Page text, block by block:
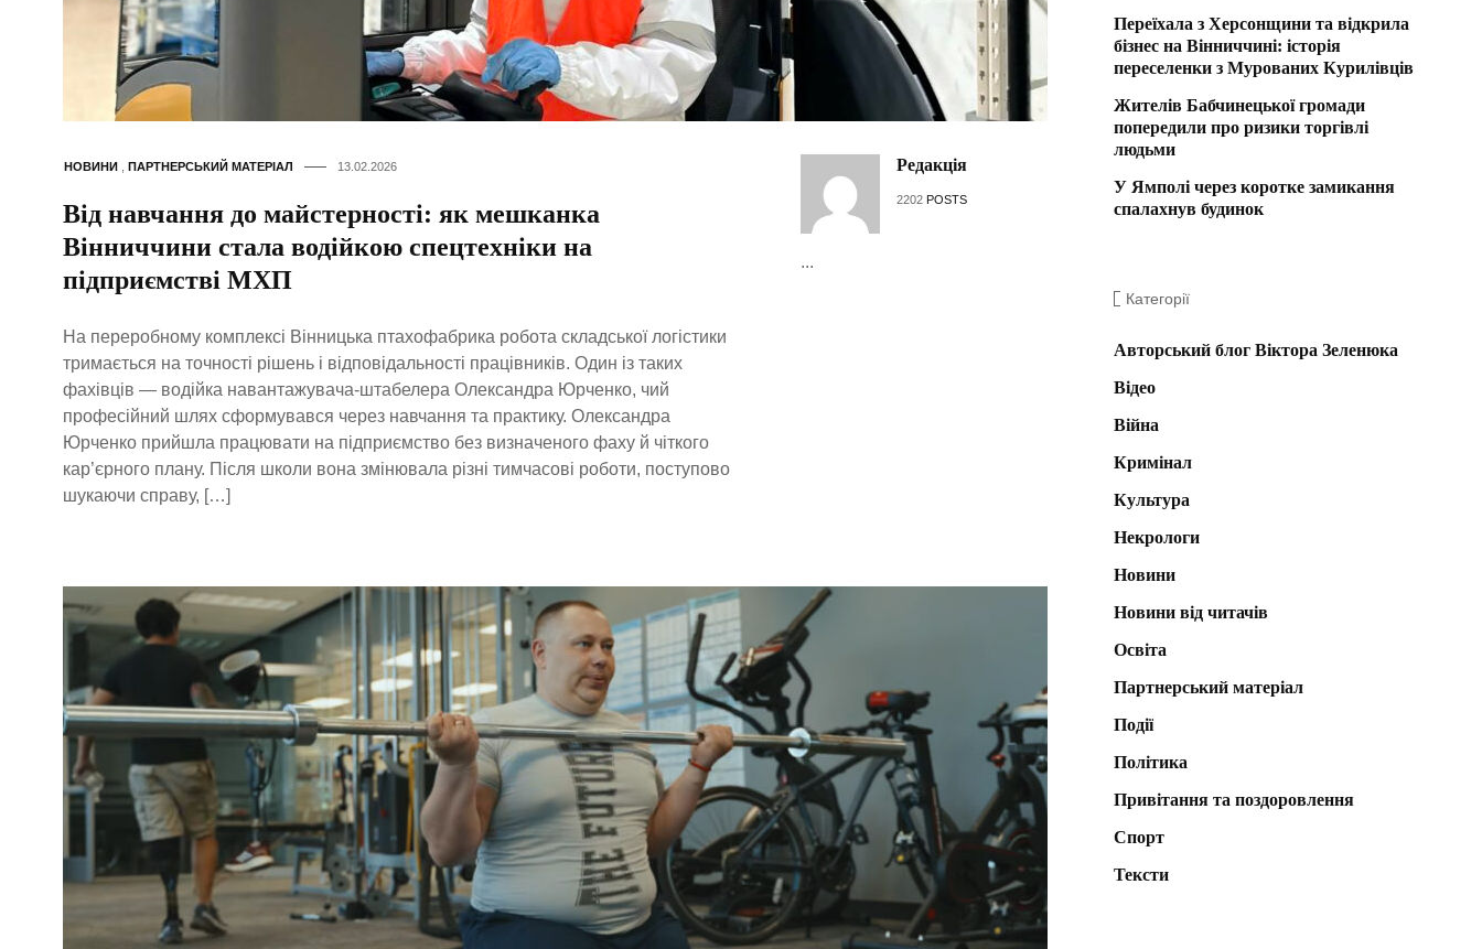
НОВИНИ ПАРТНЕРСЬКИЙ МАТЕРІАЛ 13.02.2026
Від навчання до майстерності: як мешканка
Вінниччини стала водійкою спецтехніки на
підприємстві МХП
На переробному комплексі Вінницька птахофабрика робота складської логістики
тримається на точності рішень і відповідальності працівників. Один із таких
фахівців — водійка навантажувача-штабелера Олександра Юрченко, чий
професійний шлях сформувався через навчання та практику. Олександра
Юрченко прийшла працювати на підприємство без визначеного фаху й чіткого
кар’єрного плану. Після школи вона змінювала різні тимчасові роботи, поступово
шукаючи справу, […]
Редакція
2202 POSTS
...
Переїхала з Херсонщини та відкрила
бізнес на Вінниччині: історія
переселенки з Мурованих Курилівців
Жителів Бабчинецької громади
попередили про ризики торгівлі
людьми
У Ямполі через коротке замикання
спалахнув будинок
Категорії
Авторський блог Віктора Зеленюка
Відео
Війна
Кримінал
Культура
Некрологи
Новини
Новини від читачів
Освіта
Партнерський матеріал
Події
Політика
Привітання та поздоровлення
Спорт
Тексти